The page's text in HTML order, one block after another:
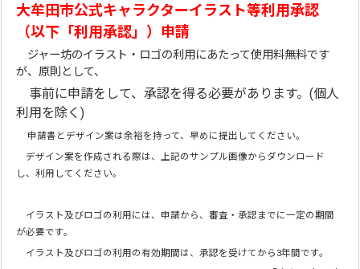
大牟田市公式キャラクターイラスト等利用承認
（以下「利用承認」）申請
ジャー坊のイラスト・ロゴの利用にあたって使用料無料です
が、原則として、
事前に申請をして、承認を得る必要があります。(個人
利用を除く)
申請書とデザイン案は余裕を持って、早めに提出してください。
デザイン案を作成される際は、上記のサンプル画像からダウンロード
し、利用してください。
イラスト及びロゴの利用には、申請から、審査・承認までに一定の期間
が必要です。
イラスト及びロゴの利用の有効期間は、承認を受けてから3年間です。